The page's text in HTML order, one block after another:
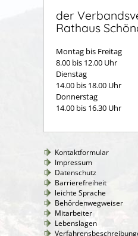
der
Rathaus
Montag bis Freitag
8.00 bis 12.00 Uhr
Dienstag
14.00 bis 18.00 Uhr
Donnerstag
14.00 bis 16.30 Uhr
Kontaktformular
Impressum
Datenschutz
Barrierefreiheit
leichte Sprache
Behördenwegweiser
Mitarbeiter
Lebenslagen